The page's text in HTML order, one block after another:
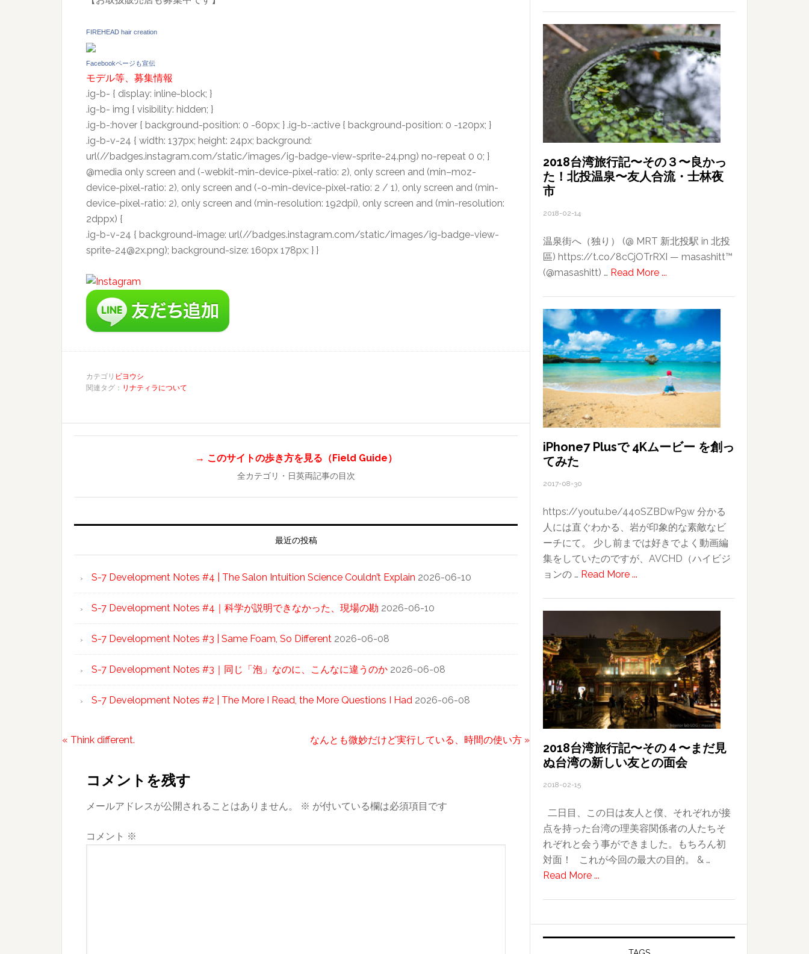
FIREHEAD hair creation
Facebookページも宣伝
モデル等、募集情報
.ig-b- { display: inline-block; }
.ig-b- img { visibility: hidden; }
.ig-b-:hover { background-position: 0 -60px; } .ig-b-:active { background-position: 0 -120px; }
.ig-b-v-24 { width: 137px; height: 24px; background:
url(//badges.instagram.com/static/images/ig-badge-view-sprite-24.png) no-repeat 0 0; }
@media only screen and (-webkit-min-device-pixel-ratio: 2), only screen and (min–moz-
device-pixel-ratio: 2), only screen and (-o-min-device-pixel-ratio: 2 / 1), only screen and (min-
device-pixel-ratio: 2), only screen and (min-resolution: 192dpi), only screen and (min-resolution:
2dppx) {
.ig-b-v-24 { background-image: url(//badges.instagram.com/static/images/ig-badge-view-
sprite-24@2x.png); background-size: 160px 178px; } }
カテゴリ ビヨウシ
関連タグ： リナティラについて
→ このサイトの歩き方を見る（Field Guide）
全カテゴリ・日英両記事の目次
最近の投稿
S-7 Development Notes #4 | The Salon Intuition Science Couldn’t Explain 2026-06-10
S-7 Development Notes #4｜科学が説明できなかった、現場の勘 2026-06-10
S-7 Development Notes #3 | Same Foam, So Different 2026-06-08
S-7 Development Notes #3｜同じ「泡」なのに、こんなに違うのか 2026-06-08
S-7 Development Notes #2 | The More I Read, the More Questions I Had 2026-06-08
前
« Think different.
次
なんとも微妙だけど実行している、時間の使い方 »
Interactions
コメントを残す
メールアドレスが公開されることはありません。 ※ が付いている欄は必須項目です
コメント ※
に
は、
行
く
所
全
て
が
冒
険
2018台湾旅行記〜その３〜良かっ
た！北投温泉〜友人合流・士林夜
市
2018-02-14
温泉街へ（独り） (@ MRT 新北投駅 in 北投
區) https://t.co/8cCjOTrRXI — masashitt™
(@masashitt) … Read More ...
湾
行
記〜
そ
の
３〜
良
か
投
温
泉〜
友
流・
夜
市
iPhone7 Plusで 4Kムービー を創っ
てみた
2017-08-30
https://youtu.be/44oSZBDwP9w 分かる
人には直ぐわかる、岩が印象的な素敵なビ
ーチにて。 少し前までは好きでよく動画編
集をしていたのですが、AVCHD（ハイビジ
ョンの … Read More ...
4K
ム
ー
ビ
ー
を
創
っ
て
2018台湾旅行記〜その４〜まだ見
ぬ台湾の新しい友との面会
2018-02-15
二日目、この日は友人と僕、それぞれが接
点を持った台湾の理美容関係者の人たちそ
れぞれと会う事ができました。もちろん初
対面！ これが今回の最大の目的。 & …
Read More ...
湾
旅